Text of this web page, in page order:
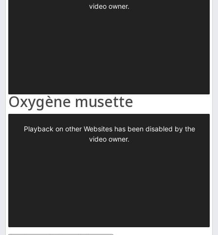
Oxygène musette